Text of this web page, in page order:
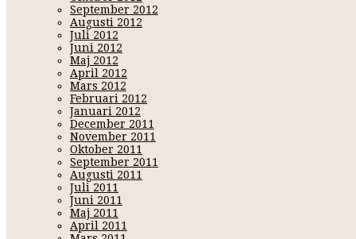
September 2012
Augusti 2012
Juli 2012
Juni 2012
Maj 2012
April 2012
Mars 2012
Februari 2012
Januari 2012
December 2011
November 2011
Oktober 2011
September 2011
Augusti 2011
Juli 2011
Juni 2011
Maj 2011
April 2011